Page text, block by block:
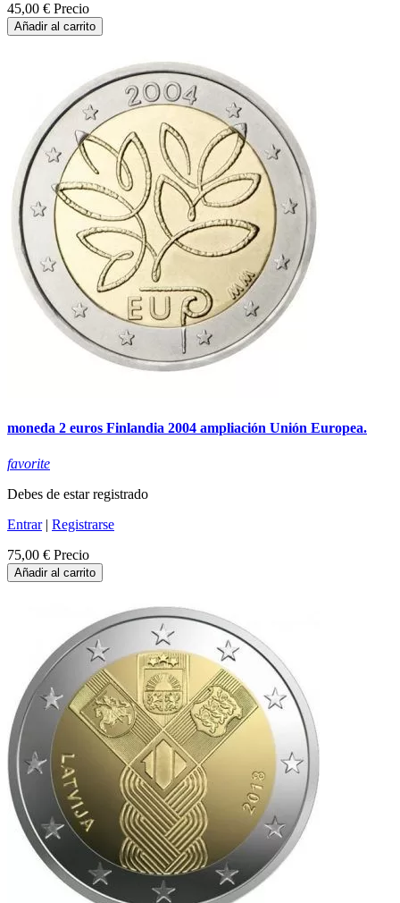
45,00 € Precio
Añadir al carrito
moneda 2 euros Finlandia 2004 ampliación Unión Europea.
favorite
Debes de estar registrado
Entrar| Registrarse
75,00 € Precio
Añadir al carrito